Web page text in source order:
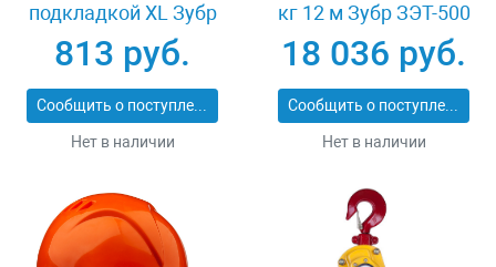
подкладкой XL Зубр
МАСТЕР 1135-XL
813 руб.
Сообщить о поступлении
Нет в наличии
кг 12 м Зубр ЗЭТ-500
18 036 руб.
Сообщить о поступлении
Нет в наличии